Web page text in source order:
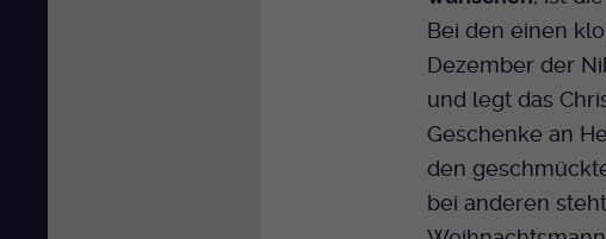
Bei den einen
Dezember der
und legt das
Geschenke an
den
bei anderen
Name
Zweck
Giphy
TikTok